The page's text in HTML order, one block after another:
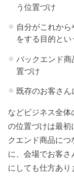
う位置づけ
自分がこれか
をする目的とい
バックエンド
置づけ
既存のお客さ
などビジネス全
の位置づけは最初
クエンド商品に
に、会場でお客
にしても仕方あり